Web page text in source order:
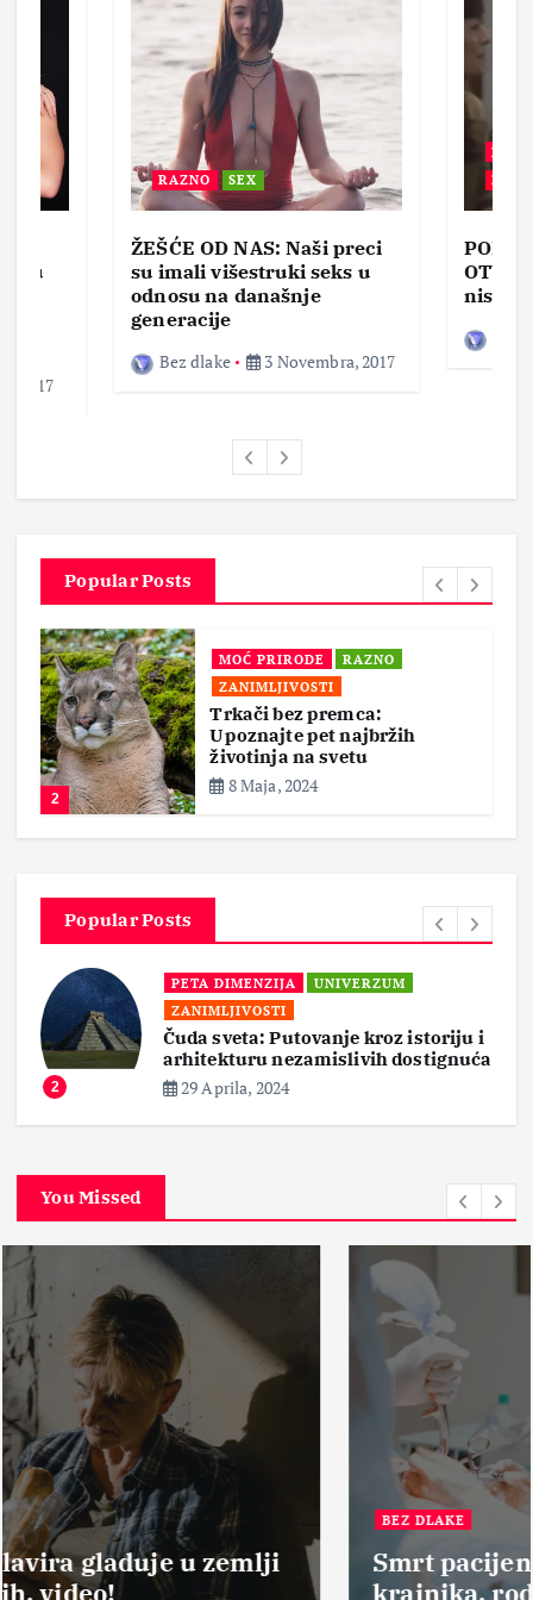
u
2017
RAZNO SEX
ŽEŠĆE OD NAS: Naši preci
su imali višestruki seks u
odnosu na današnje
generacije
Bez dlake 3 Novembra, 2017
BEZ
nisam
Popular Posts
3
ALTERNATIVNA MEDICINA
MOĆ PRIRODE
Povratak Prirodi: Lekovite
Moći Bilja u Borbi Protiv
Halucinacija
6 Maja, 2024
Popular Posts
3
PETA DIMENZIJA
“Magija tame: Istine, Mitovi i Prva
Linija Odbrane”
18 Aprila, 2024
You Missed
BEZ DLAKE
Smrt pacijenata nakon operacije
krajnika, roditelji zahtevaju pravdu